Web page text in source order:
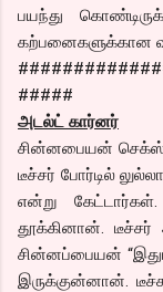
பயந்து
கற்பனைகளுக்கான
#####
அடல்ட் கார்னர்
சின்னபையன்
டீச்சர் போர்டில்
என்று
தூக்கினான்.
சின்னப்பையன்
இருக்குன்னான்.